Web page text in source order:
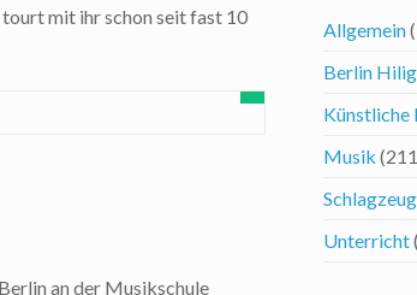
mit ihr schon seit fast 10
an der Musikschule
Allgemein
Berlin
Künstliche
Musik
Schlagzeug
Unterricht